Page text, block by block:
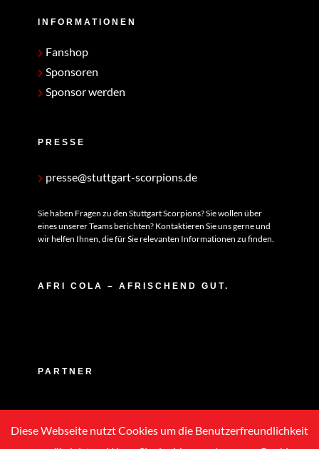
INFORMATIONEN
Fanshop
Sponsoren
Sponsor werden
PRESSE
presse@stuttgart-scorpions.de
Sie haben Fragen zu den Stuttgart Scorpions? Sie wollen über
eines unserer Teams berichten? Kontaktieren Sie uns gerne und
wir helfen Ihnen, die für Sie relevanten Informationen zu finden.
AFRI COLA – AFRISCHEND GUT.
PARTNER
Diese Webseite nutzt Cookies um die Benutzerfreundlichkeit